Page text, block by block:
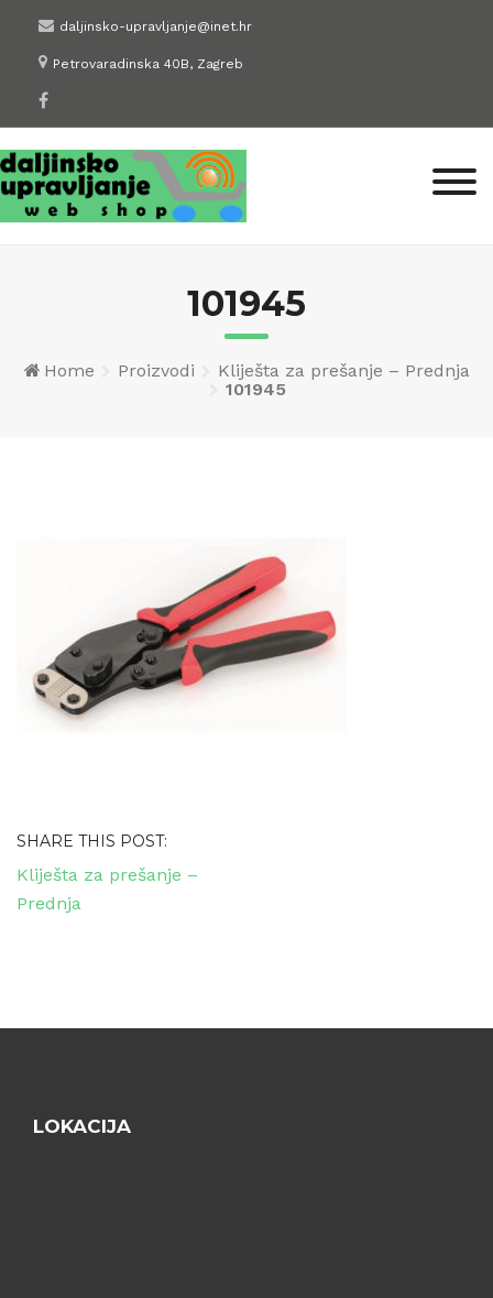
content
daljinsko-upravljanje@inet.hr
Petrovaradinska 40B, Zagreb
101945
Home Proizvodi
Kliješta za prešanje – Prednja
101945
SHARE THIS POST:
Navigacija
objava
Kliješta za prešanje –
Prednja
LOKACIJA